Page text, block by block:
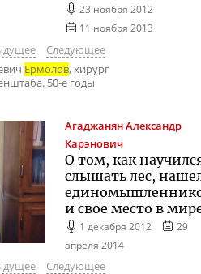
23 ноября 2012
11 ноября 2013
Следующее
Ермолов, хирург
50-е годы
АгаджанянАлександр
Карэнович
О том, как
слышать лес,
и свое место в
1 декабря 2012
29
апреля 2014
Следующее